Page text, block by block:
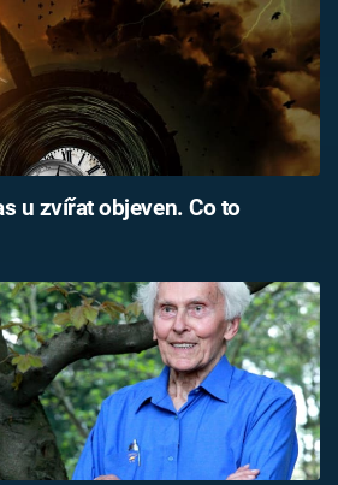
u zvířat objeven. Co to